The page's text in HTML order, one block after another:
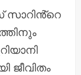
സാറിൻ്റെ
ജീവിതം